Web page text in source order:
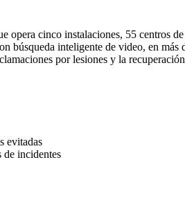
opera cinco instalaciones, 55 centros
búsqueda inteligente de video, en
por lesiones y la
evitadas
de incidentes